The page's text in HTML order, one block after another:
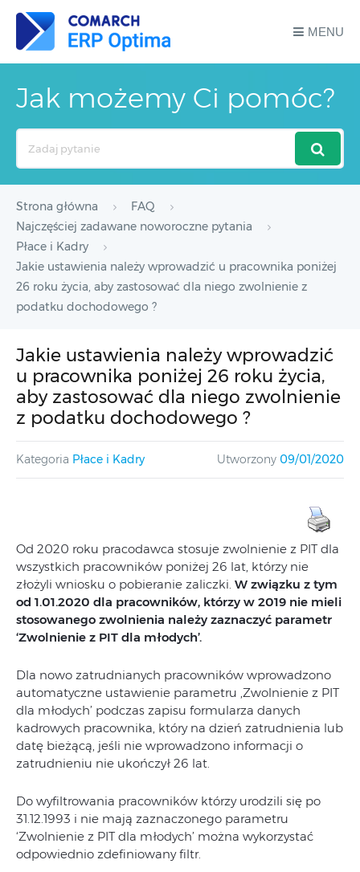
MENU
Jak możemy Ci pomóc?
Strona główna
FAQ
Najczęściej zadawane noworoczne pytania
Płace i Kadry
Jakie ustawienia należy wprowadzić u pracownika poniżej
26 roku życia, aby zastosować dla niego zwolnienie z
podatku dochodowego ?
Jakie ustawienia należy wprowadzić
u pracownika poniżej 26 roku życia,
aby zastosować dla niego zwolnienie
z podatku dochodowego ?
Kategoria Płace i Kadry Utworzony 09/01/2020
Od 2020 roku pracodawca stosuje zwolnienie z PIT dla
wszystkich pracowników poniżej 26 lat, którzy nie
złożyli wniosku o pobieranie zaliczki. W związku z tym
od 1.01.2020 dla pracowników, którzy w 2019 nie mieli
stosowanego zwolnienia należy zaznaczyć parametr
‘Zwolnienie z PIT dla młodych’.
Dla nowo zatrudnianych pracowników wprowadzono
automatyczne ustawienie parametru ‚Zwolnienie z PIT
dla młodych’ podczas zapisu formularza danych
kadrowych pracownika, który na dzień zatrudnienia lub
datę bieżącą, jeśli nie wprowadzono informacji o
zatrudnieniu nie ukończył 26 lat.
Do wyfiltrowania pracowników którzy urodzili się po
31.12.1993 i nie mają zaznaczonego parametru
‘Zwolnienie z PIT dla młodych’ można wykorzystać
odpowiednio zdefiniowany filtr.